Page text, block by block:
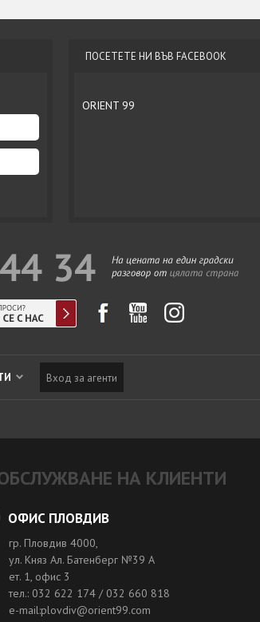
ПОСЕТЕТЕ НИ ВЪВ FACEBOOK
ORIENT 99
Вход за агенти
НА КЛИЕНТИ
ОФИС ПЛОВДИВ
гр. Пловдив 4000,
ул. Княз Ал. Батенберг №39 A
ет. 1, офис 3
тел.: 032 622 174 / 032 660 818
e-mail:plovdiv@orient99.com